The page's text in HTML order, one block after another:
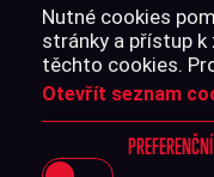
Nutné cookies
stránky a přístup k
těchto cookies.
Otevřít seznam
PREFERENČNÍ